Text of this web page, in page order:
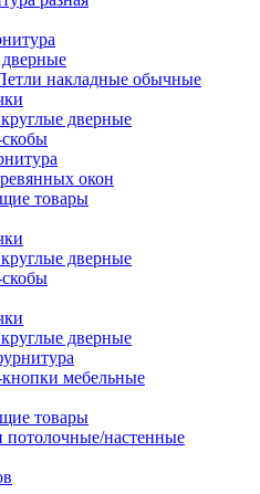
накладные обычные
дверные
окон
товары
дверные
дверные
мебельные
товары
настенные